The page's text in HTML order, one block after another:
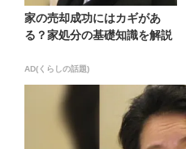
家の売却成功にはカギがあ
る？家処分の基礎知識を解説
AD(くらしの話題)